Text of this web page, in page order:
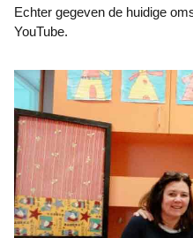
Echter gegeven de huidige
YouTube.